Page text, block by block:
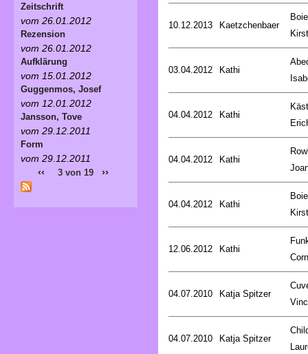
10.12.2013 Kaetzchenbaer
03.04.2012 Kathi
04.04.2012 Kathi
04.04.2012 Kathi
04.04.2012 Kathi
12.06.2012 Kathi
04.07.2010 Katja Spitzer
04.07.2010 Katja Spitzer
Zeitschrift
vom 26.01.2012
Rezension
vom 26.01.2012
Aufklärung
vom 15.01.2012
Guggenmos, Josef
vom 12.01.2012
Jansson, Tove
vom 29.12.2011
Form
vom 29.12.2011
‹‹ 3 von 19 ››